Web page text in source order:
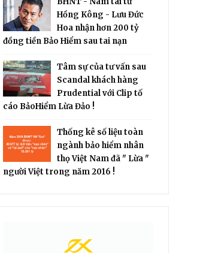
Hồng Kông - Lưu Đức
Hoa nhận hơn 200 tỷ
đồng tiền Bảo Hiểm sau tai nạn
Tâm sự của tư vấn sau
Scandal khách hàng
Prudential với Clip tố
cáo BảoHiểm Lừa Đảo !
Thống kê số liệu toàn
ngành bảo hiểm nhân
thọ Việt Nam đã " Lừa "
người Việt trong năm 2016 !